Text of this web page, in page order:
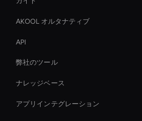
AKOOL オルタナティブ
API
弊社のツール
ナレッジベース
アプリインテグレーション